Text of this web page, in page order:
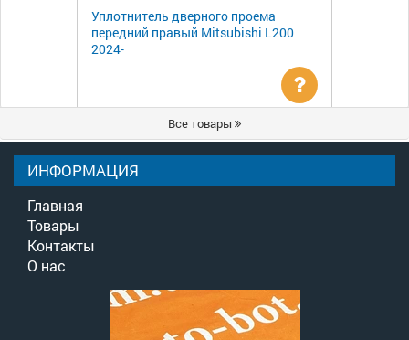
Уплотнитель дверного проема
передний правый Mitsubishi L200
2024-
Уточнить
цену
Все товары
ИНФОРМАЦИЯ
Главная
Товары
Контакты
О нас